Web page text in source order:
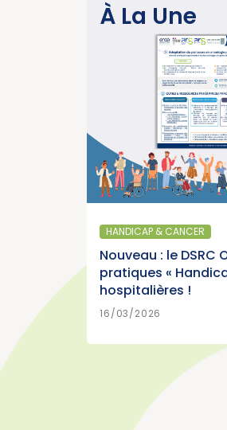
À La Une
HANDICAP & CANCER
Nouveau : le
pratiques «
hospitalières !
16/03/2026
Parution du rapport d’activité
année charnière pour la lutte
cancers » (Institut National du
EN
SANTÉ PUBLIQUE - ÉPIDÉMIOLOGIE
Parution du panorama des
France, édition 2026 (Institut
15/07/2026 EN